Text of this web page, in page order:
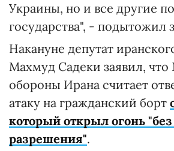
Украины, но и все другие
государства", - подытожил
Накануне депутат
Махмуд Садеки заявил,
обороны Ирана считает
атаку на гражданский борт
который открыл огонь
разрешения".